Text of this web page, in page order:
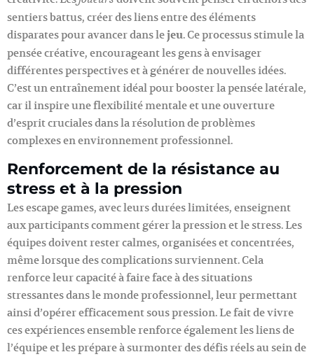
sentiers battus, créer des liens entre des éléments
disparates pour avancer dans lejeu. Ce processus stimule la
pensée créative, encourageant les gens à envisager
différentes perspectives et à générer de nouvelles idées.
C’est un entraînement idéal pour booster la pensée latérale,
car il inspire une flexibilité mentale et une ouverture
d’esprit cruciales dans la résolution de problèmes
complexes en environnement professionnel.
Renforcement de la résistance au
stress et à la pression
Les escape games, avec leurs durées limitées, enseignent
aux participants comment gérer la pression et le stress. Les
équipes doivent rester calmes, organisées et concentrées,
même lorsque des complications surviennent. Cela
renforce leur capacité à faire face à des situations
stressantes dans le monde professionnel, leur permettant
ainsi d’opérer efficacement sous pression. Le fait de vivre
ces expériences ensemble renforce également les liens de
l’équipe et les prépare à surmonter des défis réels au sein de